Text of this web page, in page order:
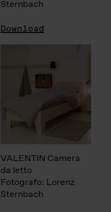
Sternbach
Download
VALENTIN Camera
da letto
Fotografo: Lorenz
Sternbach